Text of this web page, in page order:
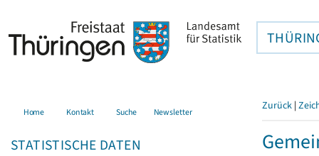
Home Kontakt Suche Newsletter
STATISTISCHE DATEN
Zurück |